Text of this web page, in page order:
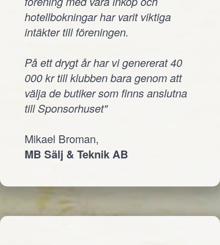
hotellbokningar har varit viktiga
intäkter till föreningen.
På ett drygt år har vi genererat 40
000 kr till klubben bara genom att
välja de butiker som finns anslutna
till Sponsorhuset"
Mikael Broman,
MB Sälj & Teknik AB